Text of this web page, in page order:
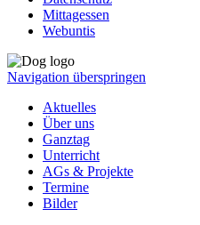
Mittagessen
Webuntis
Navigation überspringen
Aktuelles
Über uns
Ganztag
Unterricht
AGs & Projekte
Termine
Bilder